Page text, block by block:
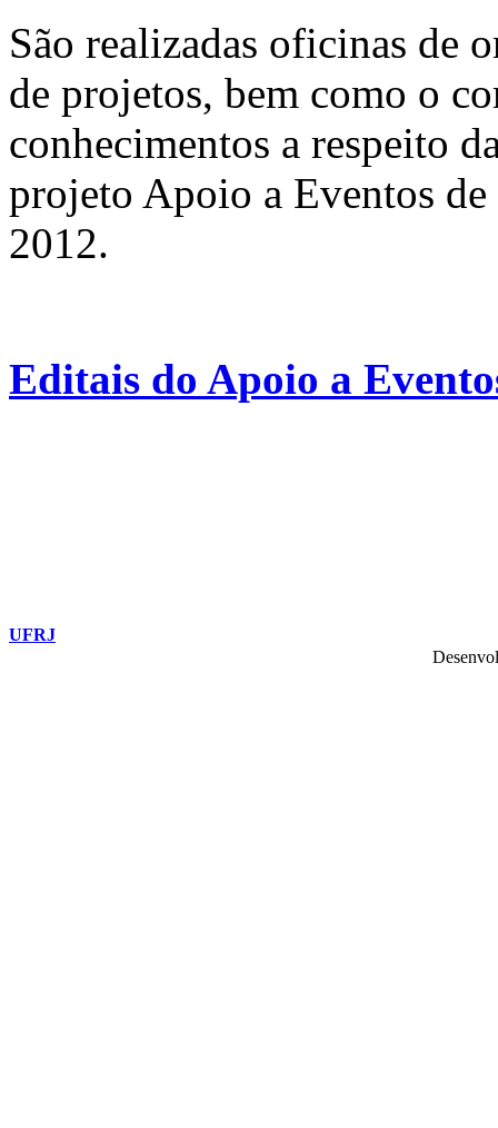
São realizadas oficinas de
de projetos, bem como o
conhecimentos a respeito
projeto Apoio a Eventos
2012.
Editais do Apoio a
UFRJ